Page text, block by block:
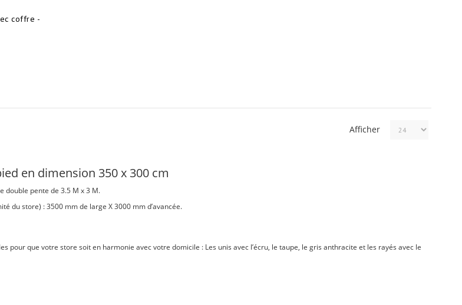
coffre -
Afficher
en dimension 350 x 300 cm
double pente de 3.5 M x 3 M.
du store) : 3500 mm de large X 3000 mm d’avancée.
pour que votre store soit en harmonie avec votre domicile : Les unis avec l’écru, le taupe, le gris anthracite et les rayés avec le